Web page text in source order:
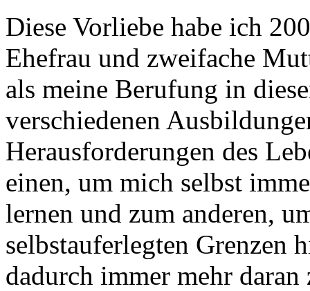
Diese Vorliebe habe ich
Ehefrau und zweifache
als meine Berufung in
verschiedenen
Herausforderungen des
einen, um mich selbst
lernen und zum anderen,
selbstauferlegten Grenzen
dadurch immer mehr